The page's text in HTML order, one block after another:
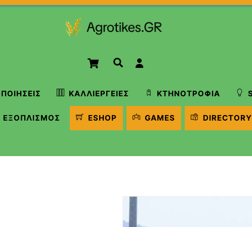
Cart Αναζήτηση
ΚΑΛΛΙΈΡΓΕΙΕΣ ΚΤΗΝΟΤΡΟΦΊΑ
ΕΞΟΠΛΙΣΜΌΣ ESHOP GAMES DIRECTORY